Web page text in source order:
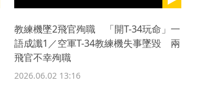
教練機墜2飛官殉職 「開T-34玩命」一
語成讖1／空軍T-34教練機失事墜毀 兩
飛官不幸殉職
2026.06.02 13:16